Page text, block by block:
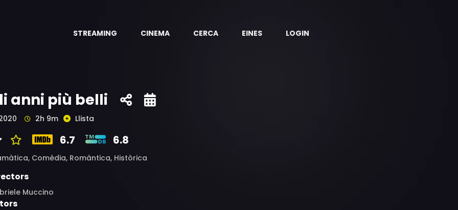
STREAMING CINEMA CERCA EINES LOGIN
anni più belli
2h 9m Llista
6.7 6.8
Comèdia, Romàntica, Històrica
Muccino